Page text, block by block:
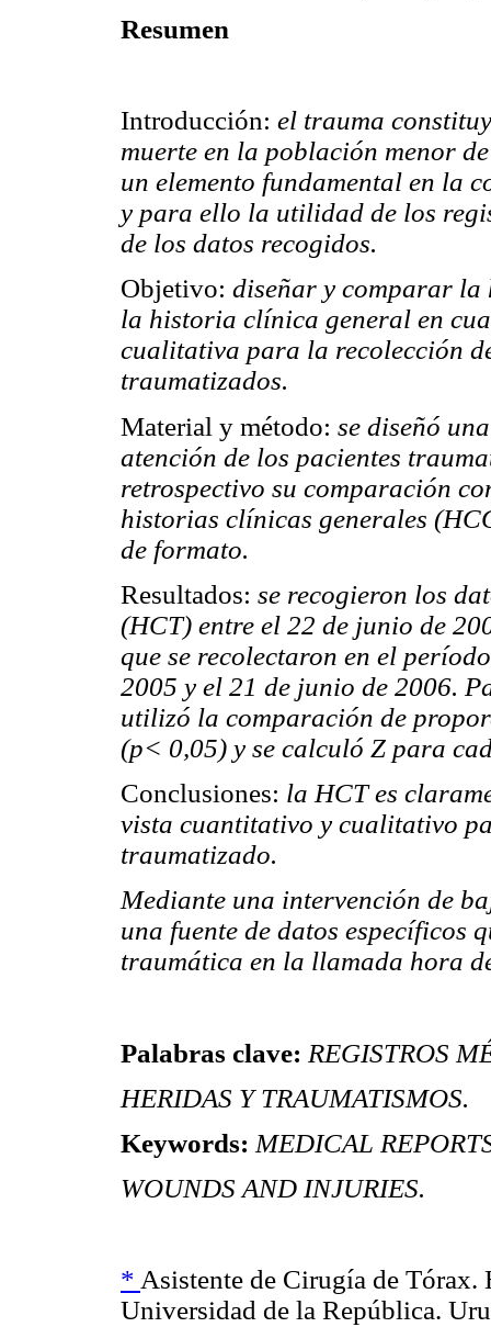
Resumen
Introducción: el trauma
muerte en la población menor
un elemento fundamental en la
y para ello la utilidad de los
de los datos recogidos.
Objetivo: diseñar y comparar
la historia clínica general en
cualitativa para la recolección
traumatizados.
Material y método: se diseñó
atención de los pacientes
retrospectivo su comparación
historias clínicas generales
de formato.
Resultados: se recogieron los
(HCT) entre el 22 de junio de
que se recolectaron en el
2005 y el 21 de junio de 2006.
utilizó la comparación de
(p< 0,05) y se calculó Z para
Conclusiones: la HCT es
vista cuantitativo y cualitativo
traumatizado.
Mediante una intervención de
una fuente de datos específicos
traumática en la llamada hora
Palabras clave: REGISTROS
HERIDAS Y TRAUMATISMOS.
Keywords: MEDICAL
WOUNDS AND INJURIES.
* Asistente de Cirugía de
Universidad de la República.